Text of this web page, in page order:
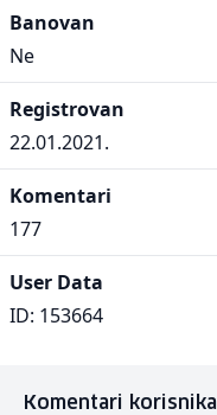
Banovan
Ne
Registrovan
22.01.2021.
Komentari
177
User Data
ID: 153664
Komentari korisnika